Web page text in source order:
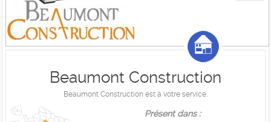
Beaumont Construction
Beaumont Construction est à votre service.
Présent dans :